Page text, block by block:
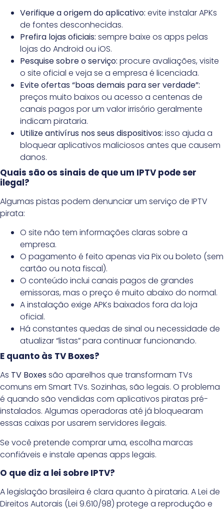
Verifique a origem do aplicativo: evite instalar APKs
de fontes desconhecidas.
Prefira lojas oficiais: sempre baixe os apps pelas
lojas do Android ou iOS.
Pesquise sobre o serviço: procure avaliações, visite
o site oficial e veja se a empresa é licenciada.
Evite ofertas “boas demais para ser verdade”:
preços muito baixos ou acesso a centenas de
canais pagos por um valor irrisório geralmente
indicam pirataria.
Utilize antivírus nos seus dispositivos: isso ajuda a
bloquear aplicativos maliciosos antes que causem
danos.
Quais são os sinais de que um IPTV pode ser
ilegal?
Algumas pistas podem denunciar um serviço de IPTV
pirata:
O site não tem informações claras sobre a
empresa.
O pagamento é feito apenas via Pix ou boleto (sem
cartão ou nota fiscal).
O conteúdo inclui canais pagos de grandes
emissoras, mas o preço é muito abaixo do normal.
A instalação exige APKs baixados fora da loja
oficial.
Há constantes quedas de sinal ou necessidade de
atualizar “listas” para continuar funcionando.
E quanto às TV Boxes?
As TV Boxessão aparelhos que transformam TVs
comuns em Smart TVs. Sozinhas, são legais. O problema
é quando são vendidas com aplicativos piratas pré-
instalados. Algumas operadoras até já bloquearam
essas caixas por usarem servidores ilegais.
Se você pretende comprar uma, escolha marcas
confiáveis e instale apenas apps legais.
O que diz a lei sobre IPTV?
A legislação brasileira é clara quanto à pirataria. A Lei de
Direitos Autorais (Lei 9.610/98) protege a reprodução e